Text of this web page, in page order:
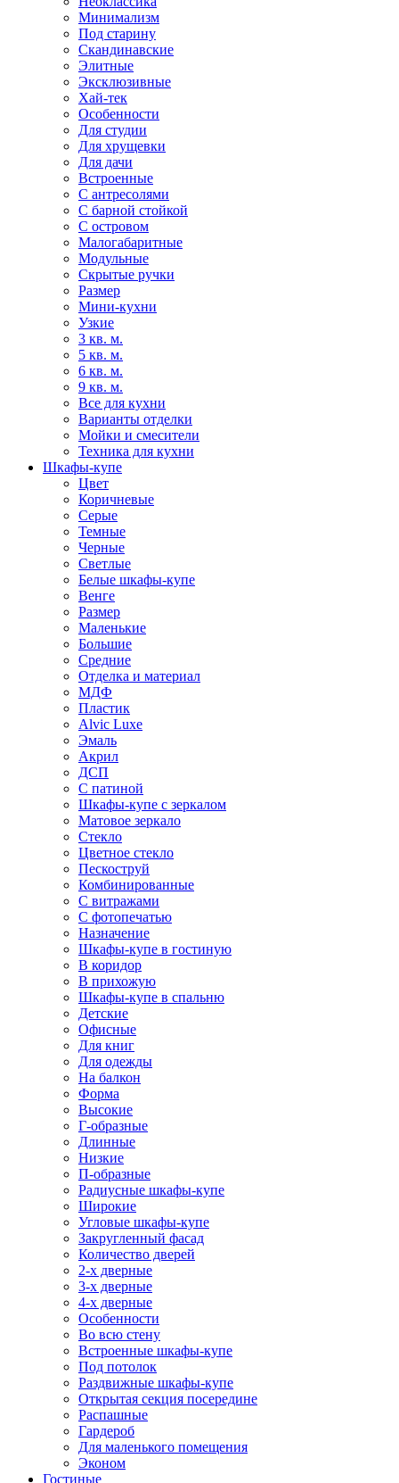
Минимализм
Под старину
Скандинавские
Элитные
Эксклюзивные
Хай-тек
Особенности
Для студии
Для хрущевки
Для дачи
Встроенные
С антресолями
С барной стойкой
С островом
Малогабаритные
Модульные
Скрытые ручки
Размер
Мини-кухни
Узкие
3 кв. м.
5 кв. м.
6 кв. м.
9 кв. м.
Все для кухни
Варианты отделки
Мойки и смесители
Техника для кухни
Шкафы-купе
Цвет
Коричневые
Серые
Темные
Черные
Светлые
Белые шкафы-купе
Венге
Размер
Маленькие
Большие
Средние
Отделка и материал
МДФ
Пластик
Alvic Luxe
Эмаль
Акрил
ДСП
С патиной
Шкафы-купе с зеркалом
Матовое зеркало
Стекло
Цветное стекло
Пескоструй
Комбинированные
С витражами
С фотопечатью
Назначение
Шкафы-купе в гостиную
В коридор
В прихожую
Шкафы-купе в спальню
Детские
Офисные
Для книг
Для одежды
На балкон
Форма
Высокие
Г-образные
Длинные
Низкие
П-образные
Радиусные шкафы-купе
Широкие
Угловые шкафы-купе
Закругленный фасад
Количество дверей
2-х дверные
3-х дверные
4-х дверные
Особенности
Во всю стену
Встроенные шкафы-купе
Под потолок
Раздвижные шкафы-купе
Открытая секция посередине
Распашные
Гардероб
Для маленького помещения
Эконом
Гостиные